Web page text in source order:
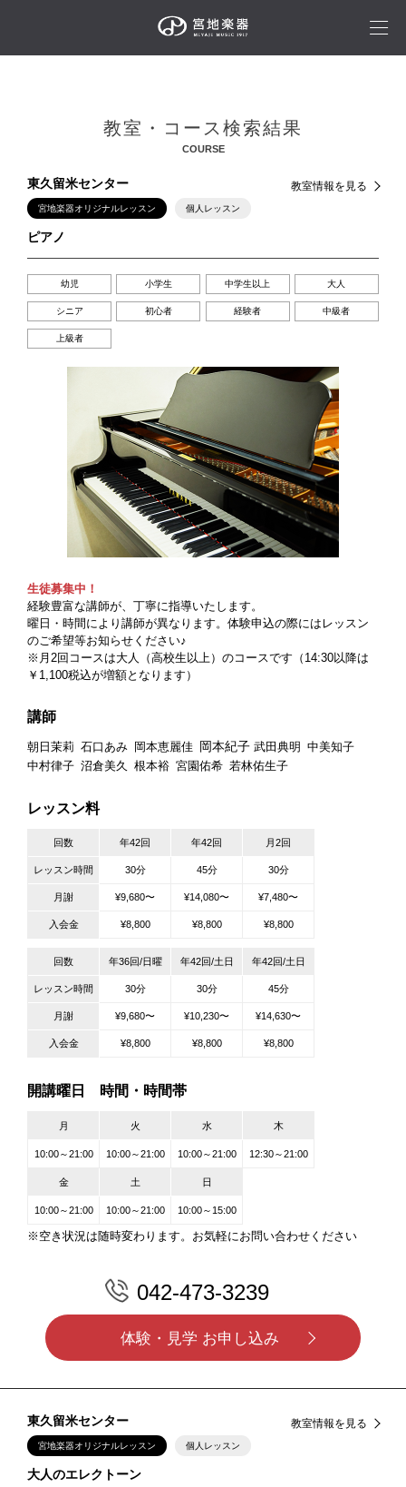
教室・コース検索結果
COURSE
東久留米センター 教室情報を見る
宮地楽器オリジナルレッスン 個人レッスン
ピアノ
幼児 小学生 中学生以上 大人
シニア 初心者 経験者 中級者
上級者
生徒募集中！
経験豊富な講師が、丁寧に指導いたします。
曜日・時間により講師が異なります。体験申込の際にはレッスン
のご希望等お知らせください♪
※月2回コースは大人（高校生以上）のコースです（14:30以降は
￥1,100税込が増額となります）
講師
朝日茉莉 石口あみ 岡本恵麗佳 岡本紀子 武田典明 中美知子
中村律子 沼倉美久 根本裕 宮園佑希 若林佑生子
レッスン料
回数 年42回 年42回 月2回
レッスン時間 30分 45分 30分
月謝 ¥9,680〜 ¥14,080〜 ¥7,480〜
入会金 ¥8,800 ¥8,800 ¥8,800
回数 年36回/日曜 年42回/土日 年42回/土日
レッスン時間 30分 30分 45分
月謝 ¥9,680〜 ¥10,230〜 ¥14,630〜
入会金 ¥8,800 ¥8,800 ¥8,800
開講曜日 時間・時間帯
月 火 水 木
10:00～21:00 10:00～21:00 10:00～21:00 12:30～21:00
金 土 日
10:00～21:00 10:00～21:00 10:00～15:00
※空き状況は随時変わります。お気軽にお問い合わせください
042-473-3239
体験・見学 お申し込み
東久留米センター 教室情報を見る
宮地楽器オリジナルレッスン 個人レッスン
大人のエレクトーン